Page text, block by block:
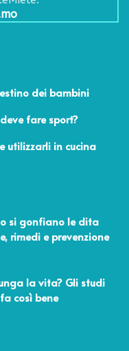
dei bambini
fare sport?
utilizzarli in cucina
si gonfiano le dita
rimedi e prevenzione
la vita? Gli studi
così bene